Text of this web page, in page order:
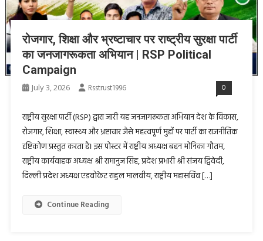
रोजगार, शिक्षा और भ्रष्टाचार पर राष्ट्रीय सुरक्षा पार्टी
का जनजागरूकता अभियान | RSP Political
Campaign
July 3, 2026 Rsstrust1996 0
राष्ट्रीय सुरक्षा पार्टी (RSP) द्वारा जारी यह जनजागरूकता अभियान देश के विकास,
रोजगार, शिक्षा, स्वास्थ्य और भ्रष्टाचार जैसे महत्वपूर्ण मुद्दों पर पार्टी का राजनीतिक
दृष्टिकोण प्रस्तुत करता है। इस पोस्टर में राष्ट्रीय अध्यक्ष बहन मोनिका गौतम,
राष्ट्रीय कार्यवाहक अध्यक्ष श्री रामानुज सिंह, प्रदेश प्रभारी श्री संजय द्विवेदी,
दिल्ली प्रदेश अध्यक्ष एडवोकेट राहुल मालवीय, राष्ट्रीय महासचिव […]
Continue Reading